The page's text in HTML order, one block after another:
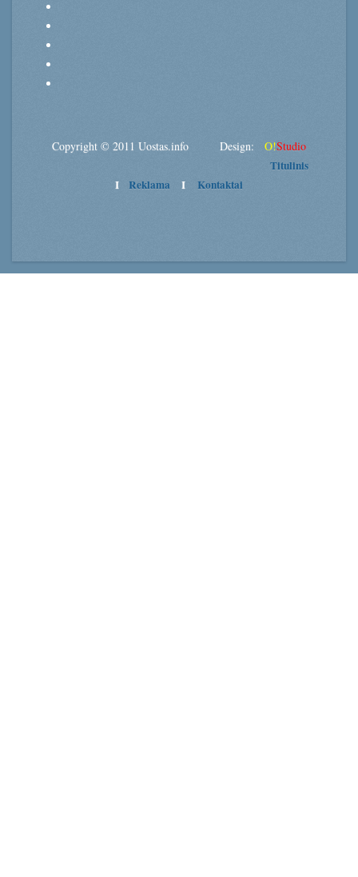
Copyright © 2011 Uostas.info Design: O!Studio
Titulinis
I Reklama I Kontaktai